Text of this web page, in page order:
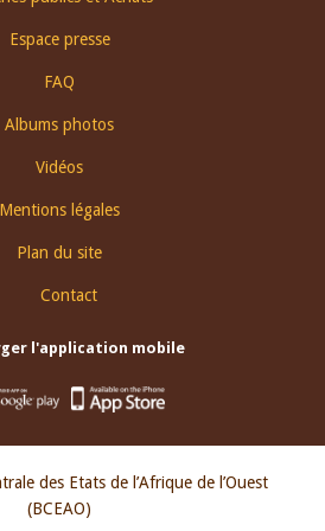
Espace presse
FAQ
Albums photos
Vidéos
Mentions légales
Plan du site
Contact
l'application mobile
des Etats de l’Afrique de l’Ouest
(BCEAO)